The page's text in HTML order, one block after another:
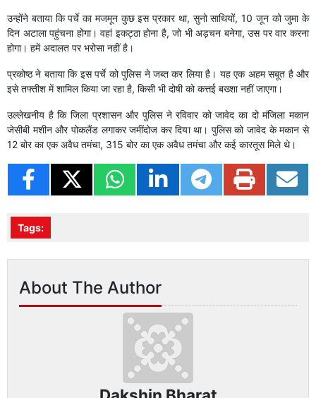
उन्होंने बताया कि पर्चे का मजमून कुछ इस प्रकार था, सुनो साथियों, 10 जून को जुमा के
दिन अटाला पहुंचना होगा। वहां इकट्ठा होना है, जो भी अड़चन बनेगा, उस पर वार करना
होगा। हमें अदालत पर भरोसा नहीं है।
प्रकोष्ठ ने बताया कि इस पर्चे को पुलिस ने जब्त कर लिया है। यह एक अहम सबूत है और
इसे तफ्तीश में शामिल किया जा रहा है, किसी भी दोषी को कत्तई बख्शा नहीं जाएगा।
उल्लेखनीय है कि जिला प्रशासन और पुलिस ने रविवार को जावेद का दो मंजिला मकान
जेसीबी मशीन और पोकलैंड लगाकर जमींदोज कर दिया था। पुलिस को जावेद के मकान से
12 बोर का एक अवैध तमंचा, 315 बोर का एक अवैध तमंचा और कई कारतूस मिले थे।
Tags:
About The Author